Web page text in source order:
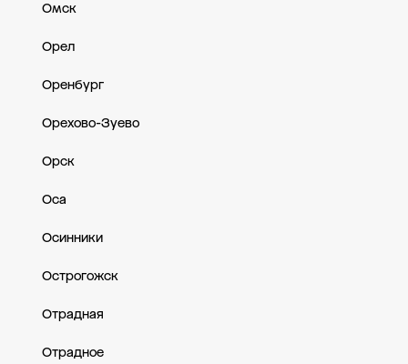
Омск
Орел
Оренбург
Орехово-Зуево
Орск
Оса
Осинники
Острогожск
Отрадная
Отрадное